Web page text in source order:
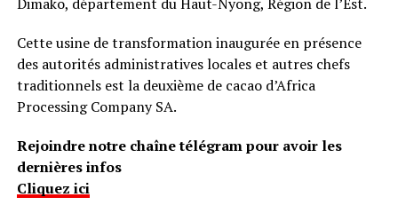
Cette usine de transformation inaugurée en présence
des autorités administratives locales et autres chefs
traditionnels est la deuxième de cacao d’Africa
Processing Company SA.
Rejoindre notre chaîne télégram pour avoir les
dernières infos
Cliquez ici